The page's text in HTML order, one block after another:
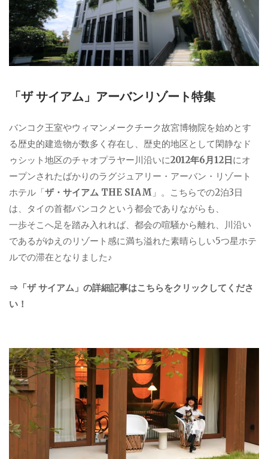
「ザ サイアム」アーバンリゾート特集
バンコク王室やウィマンメークチーク故宮博物院を始めとす
る歴史的建造物が数多く存在し、歴史的地区として閑静なド
ゥシット地区のチャオプラヤー川沿いに2012年6月12日にオ
ープンされたばかりのラグジュアリー・アーバン・リゾート
ホテル「ザ・サイアム THE SIAM 」。こちらでの2泊3日
は、タイの首都バンコクという都会でありながらも、
一歩そこへ足を踏み入れれば、都会の喧騒から離れ、川沿い
であるがゆえのリゾート感に満ち溢れた素晴らしい5つ星ホテ
ルでの滞在となりました♪
⇒「ザ サイアム」の詳細記事はこちらをクリックしてくださ
い！